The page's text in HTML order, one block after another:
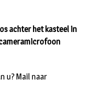
achter het kasteel in
u? Mail naar